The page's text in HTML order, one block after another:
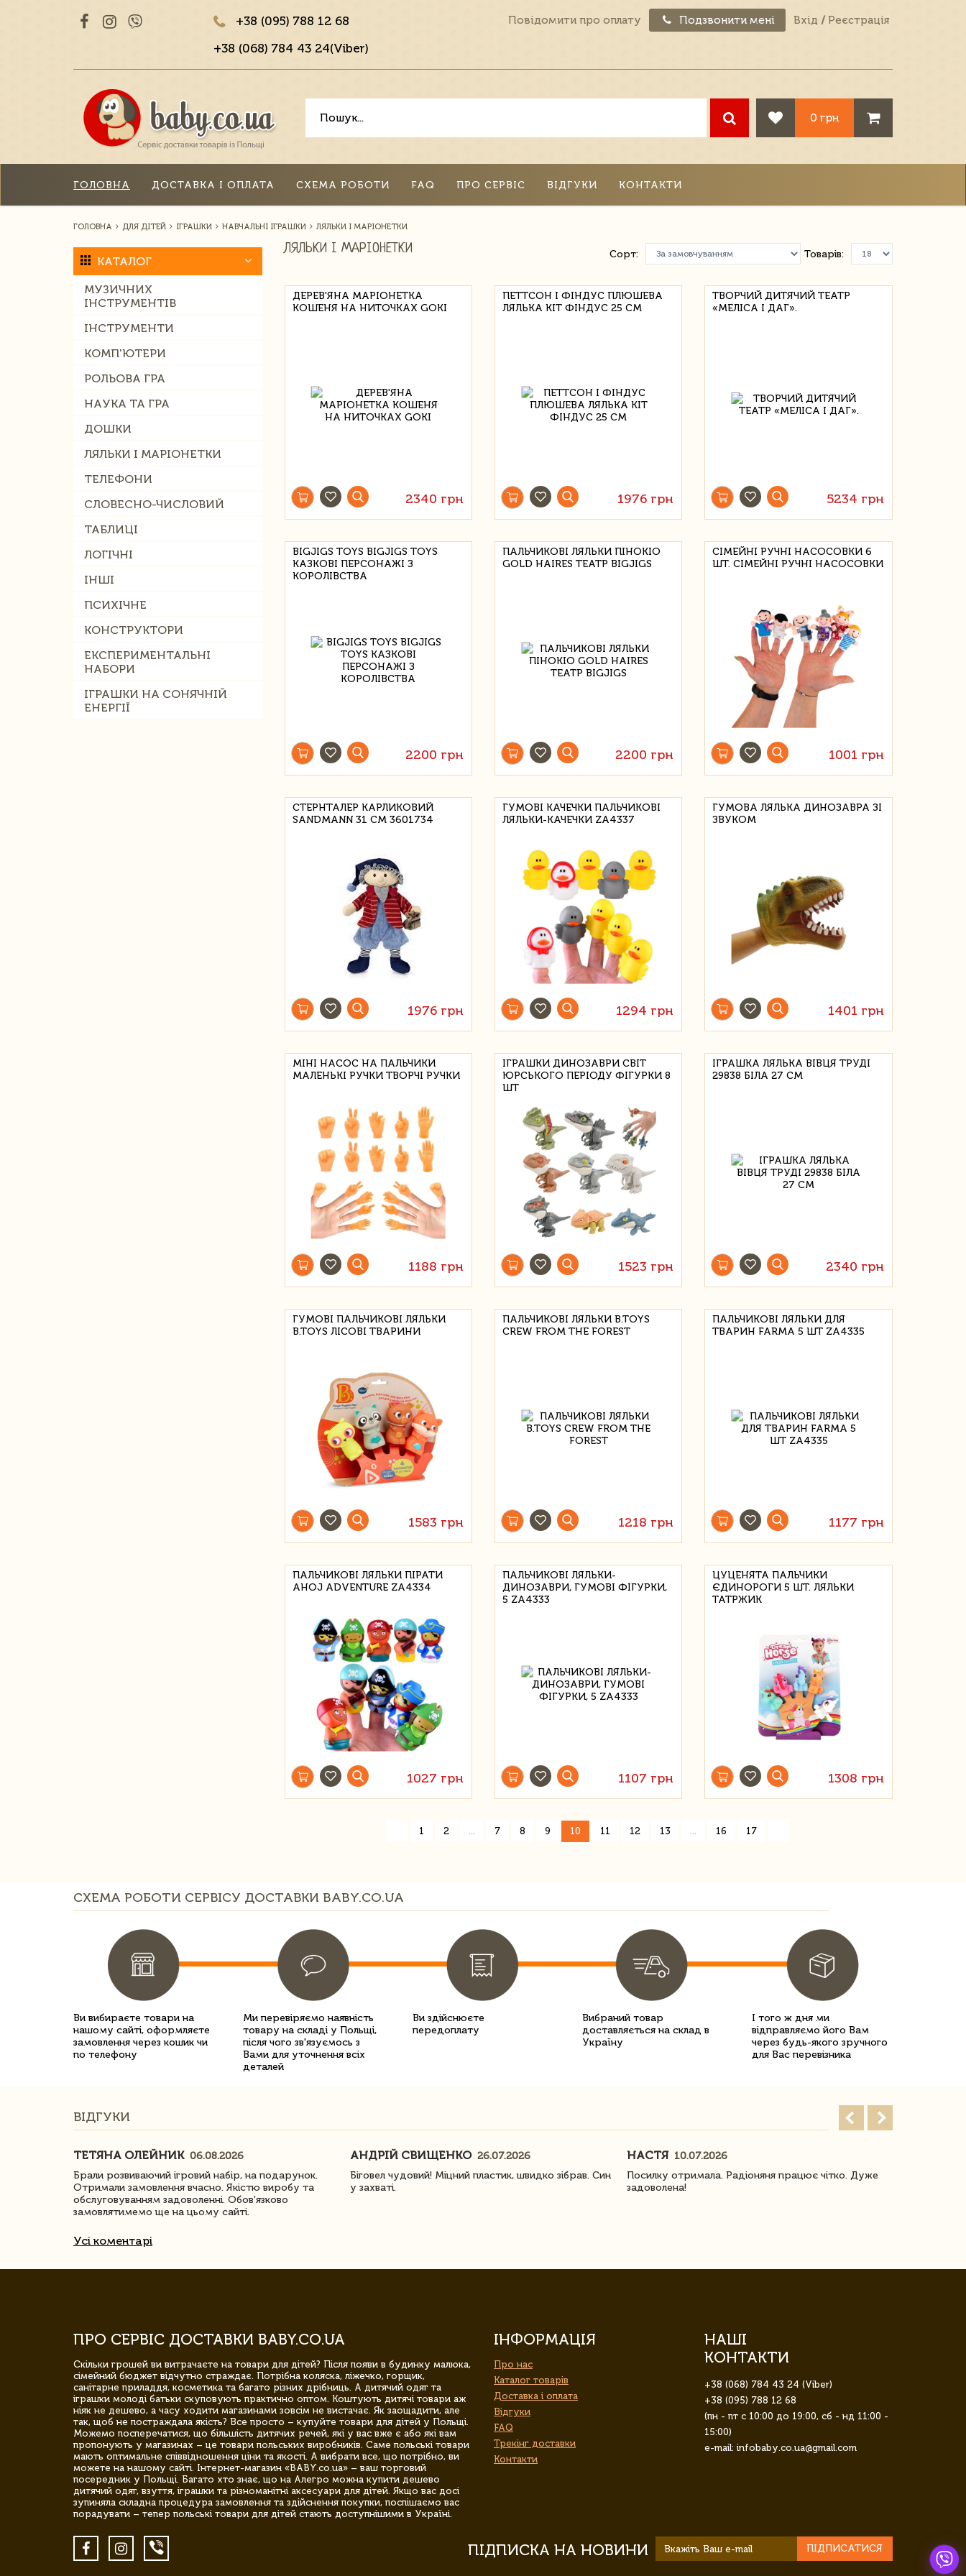
+38 (095) 788 12 68
+38 (068) 784 43 24(Viber)
Повідомити про оплату Подзвонити мені Вхід / Реєстрація
0 грн
ГОЛОВНА ДОСТАВКА І ОПЛАТА СХЕМА РОБОТИ FAQ ПРО СЕРВІС ВІДГУКИ КОНТАКТИ
ГОЛОВНА ДЛЯ ДІТЕЙ ІГРАШКИ НАВЧАЛЬНІ ІГРАШКИ ЛЯЛЬКИ І МАРІОНЕТКИ
КАТАЛОГ
МУЗИЧНИХ
ІНСТРУМЕНТІВ
ІНСТРУМЕНТИ
КОМП'ЮТЕРИ
РОЛЬОВА ГРА
НАУКА ТА ГРА
ДОШКИ
ЛЯЛЬКИ І МАРІОНЕТКИ
ТЕЛЕФОНИ
СЛОВЕСНО-ЧИСЛОВИЙ
ТАБЛИЦІ
ЛОГІЧНІ
ІНШІ
ПСИХІЧНЕ
КОНСТРУКТОРИ
ЕКСПЕРИМЕНТАЛЬНІ
НАБОРИ
ІГРАШКИ НА СОНЯЧНІЙ
ЕНЕРГІЇ
ЛЯЛЬКИ І МАРІОНЕТКИ Товарів:
Сорт:
ДЕРЕВ'ЯНА МАРІОНЕТКА
КОШЕНЯ НА НИТОЧКАХ GOKI
2340 грн
ПЕТТСОН І ФІНДУС ПЛЮШЕВА
ЛЯЛЬКА КІТ ФІНДУС 25 СМ
1976 грн
ТВОРЧИЙ ДИТЯЧИЙ ТЕАТР
«МЕЛІСА І ДАГ».
5234 грн
BIGJIGS TOYS BIGJIGS TOYS
КАЗКОВІ ПЕРСОНАЖІ З
КОРОЛІВСТВА
2200 грн
ПАЛЬЧИКОВІ ЛЯЛЬКИ ПІНОКІО
GOLD HAIRES ТЕАТР BIGJIGS
2200 грн
СІМЕЙНІ РУЧНІ НАСОСОВКИ 6
ШТ. СІМЕЙНІ РУЧНІ НАСОСОВКИ
1001 грн
СТЕРНТАЛЕР КАРЛИКОВИЙ
SANDMANN 31 СМ 3601734
1976 грн
ГУМОВІ КАЧЕЧКИ ПАЛЬЧИКОВІ
ЛЯЛЬКИ-КАЧЕЧКИ ZA4337
1294 грн
ГУМОВА ЛЯЛЬКА ДИНОЗАВРА ЗІ
ЗВУКОМ
1401 грн
МІНІ НАСОС НА ПАЛЬЧИКИ
МАЛЕНЬКІ РУЧКИ ТВОРЧІ РУЧКИ
1188 грн
ІГРАШКИ ДИНОЗАВРИ СВІТ
ЮРСЬКОГО ПЕРІОДУ ФІГУРКИ 8
ШТ
1523 грн
ІГРАШКА ЛЯЛЬКА ВІВЦЯ ТРУДІ
29838 БІЛА 27 СМ
2340 грн
ГУМОВІ ПАЛЬЧИКОВІ ЛЯЛЬКИ
B.TOYS ЛІСОВІ ТВАРИНИ
1583 грн
ПАЛЬЧИКОВІ ЛЯЛЬКИ B.TOYS
CREW FROM THE FOREST
1218 грн
ПАЛЬЧИКОВІ ЛЯЛЬКИ ДЛЯ
ТВАРИН FARMA 5 ШТ ZA4335
1177 грн
ПАЛЬЧИКОВІ ЛЯЛЬКИ ПІРАТИ
AHOJ ADVENTURE ZA4334
1027 грн
ПАЛЬЧИКОВІ ЛЯЛЬКИ-
ДИНОЗАВРИ, ГУМОВІ ФІГУРКИ,
5 ZA4333
1107 грн
ЦУЦЕНЯТА ПАЛЬЧИКИ
ЄДИНОРОГИ 5 ШТ. ЛЯЛЬКИ
ТАТРЖИК
1308 грн
1 2 ... 7 8 9 10 11 12 13 ... 16 17
СХЕМА РОБОТИ СЕРВІСУ ДОСТАВКИ BABY.CO.UA
Ви вибираєте товари на
нашому сайті, оформляєте
замовлення через кошик чи
по телефону
Ми перевіряємо наявність
товару на складі у Польщі,
після чого зв'язуємось з
Вами для уточнення всіх
деталей
Ви здійснюєте
передоплату
Вибраний товар
доставляється на склад в
Україну
І того ж дня ми
відправляємо його Вам
через будь-якого зручного
для Вас перевізника
ВІДГУКИ
ТЕТЯНА ОЛЕЙНИК 06.08.2026
Брали розвиваючий ігровий набір, на подарунок.
Отримали замовлення вчасно. Якістю виробу та
обслуговуванням задоволенні. Обов'язково
замовлятимемо ще на цьому сайті.
АНДРІЙ СВИЩЕНКО 26.07.2026
Біговел чудовий! Міцний пластик, швидко зібрав. Син
у захваті.
НАСТЯ 10.07.2026
Посилку отримала. Радіоняня працює чітко. Дуже
задоволена!
Усі коментарі
ПРО СЕРВІС ДОСТАВКИ BABY.CO.UA
Скільки грошей ви витрачаєте на товари для дітей? Після появи в будинку малюка,
сімейний бюджет відчутно страждає. Потрібна коляска, ліжечко, горщик,
санітарне приладдя, косметика та багато різних дрібниць. А дитячий одяг та
іграшки молоді батьки скуповують практично оптом. Коштують дитячі товари аж
ніяк не дешево, а часу ходити магазинами зовсім не вистачає. Як заощадити, але
так, щоб не постраждала якість? Все просто – купуйте товари для дітей у Польщі.
Можемо посперечатися, що більшість дитячих речей, які у вас вже є або які вам
пропонують у магазинах – це товари польських виробників. Саме польські товари
мають оптимальне співвідношення ціни та якості. А вибрати все, що потрібно, ви
можете на нашому сайті. Інтернет-магазин «BABY.co.ua» – ваш торговий
посередник у Польщі. Багато хто знає, що на Алегро можна купити дешево
дитячий одяг, взуття, іграшки та різноманітні аксесуари для дітей. Якщо вас досі
зупиняла складна процедура замовлення та здійснення покупки, поспішаємо вас
порадувати – тепер польські товари для дітей стають доступнішими в Україні.
ІНФОРМАЦІЯ
Про нас
Каталог товарів
Доставка і оплата
Відгуки
FAQ
Трекінг доставки
Контакти
НАШІ
КОНТАКТИ
+38 (068) 784 43 24 (Viber)
+38 (095) 788 12 68
(пн - пт с 10:00 до 19:00, сб - нд 11:00 -
15:00)
e-mail: infobaby.co.ua@gmail.com
ПІДПИСКА НА НОВИНИ ПІДПИСАТИСЯ